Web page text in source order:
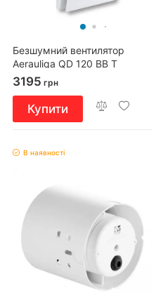
Безшумний вентилятор
Aerauliqa QD 120 BB T
3195 грн
Купити
В наявності